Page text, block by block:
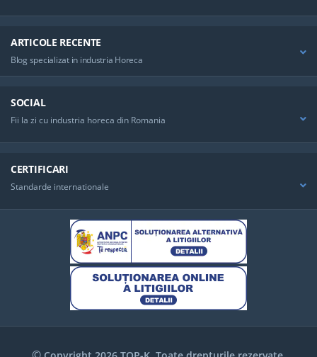
ARTICOLE RECENTE
Blog specializat in industria Horeca
SOCIAL
Fii la zi cu industria horeca din Romania
CERTIFICARI
Standarde internationale